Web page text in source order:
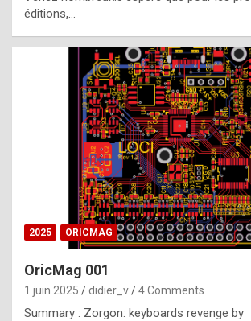
e
b
e
s
t
p
h
o
n
y
éditions,…
2025 ORICMAG
OricMag 001
1 juin 2025 didier_v 4 Comments
Summary : Zorgon: keyboards revenge by